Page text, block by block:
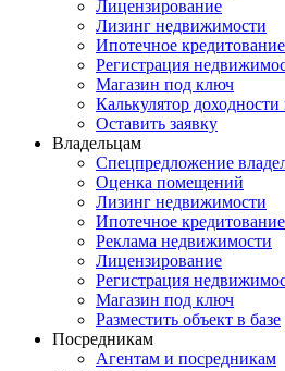
Лицензирование
Лизинг недвижимости
Ипотечное кредитование
Регистрация
Магазин под ключ
Калькулятор
Оставить заявку
Владельцам
Спецпредложение
Оценка помещений
Лизинг недвижимости
Ипотечное кредитование
Реклама недвижимости
Лицензирование
Регистрация
Магазин под ключ
Разместить объект в базе
Посредникам
Агентам и посредникам